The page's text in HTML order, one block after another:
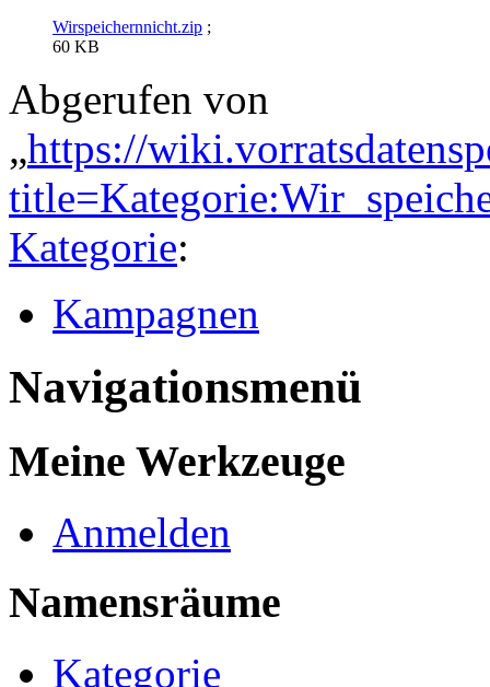
Wirspeichernnicht.zip ;
60 KB
Abgerufen von
„https://
Kategorie:
Kampagnen
Navigationsmenü
Meine Werkzeuge
Anmelden
Namensräume
Kategorie